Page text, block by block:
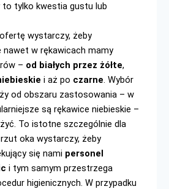
to tylko kwestia gustu lub
wystarczy, żeby
w rękawicach mamy
– od białych przez żółte
i aż po czarne. Wybór
od obszaru zastosowania – w
są rękawice niebieskie –
To istotne szczególnie dla
oka wystarczy, żeby
się nami personel
i tym samym przestrzega
higienicznych. W przypadku